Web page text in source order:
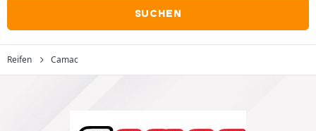
SUCHEN
Reifen Camac